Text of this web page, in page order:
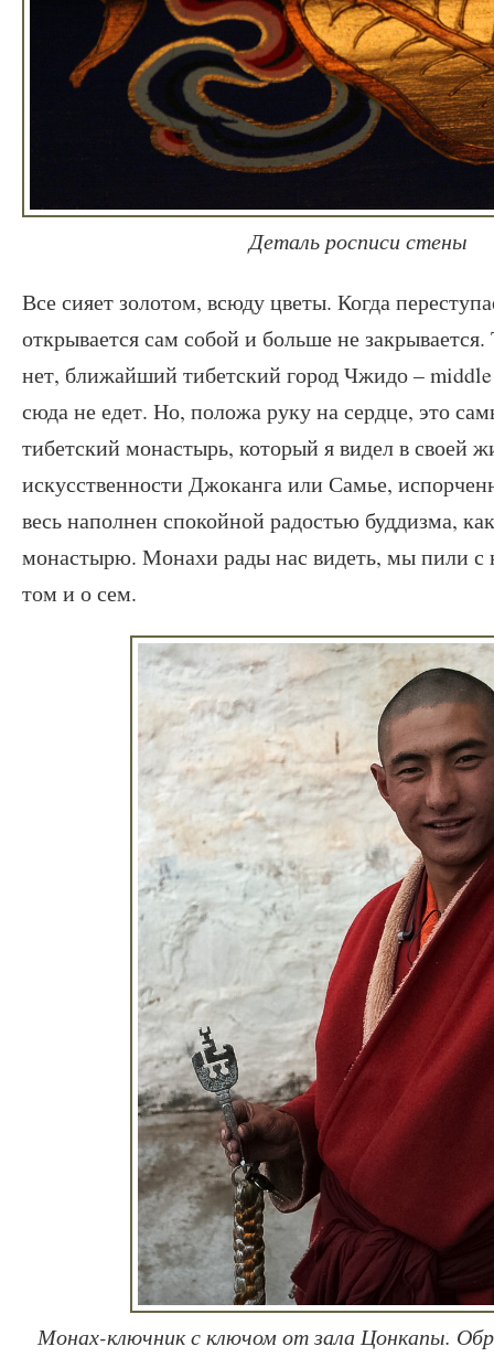
Деталь росписи стены
Все сияет золотом, всюду цветы. Когда
открывается сам собой и больше не
нет, ближайший тибетский город Чжидо –
сюда не едет. Но, положа руку на сердце, это
тибетский монастырь, который я видел в своей
искусственности Джоканга или Самье,
весь наполнен спокойной радостью буддизма,
монастырю. Монахи рады нас видеть, мы пили с
том и о сем.
Монах-ключник с ключом от зала Цонкапы.